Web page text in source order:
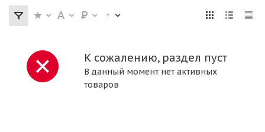
К сожалению, раздел пуст
В данный момент нет активных
товаров